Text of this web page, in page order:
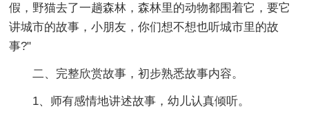
假，野猫去了一趟森林，森林里的动物都围着它，要它
讲城市的故事，小朋友，你们想不想也听城市里的故
事?"
二、完整欣赏故事，初步熟悉故事内容。
1、师有感情地讲述故事，幼儿认真倾听。